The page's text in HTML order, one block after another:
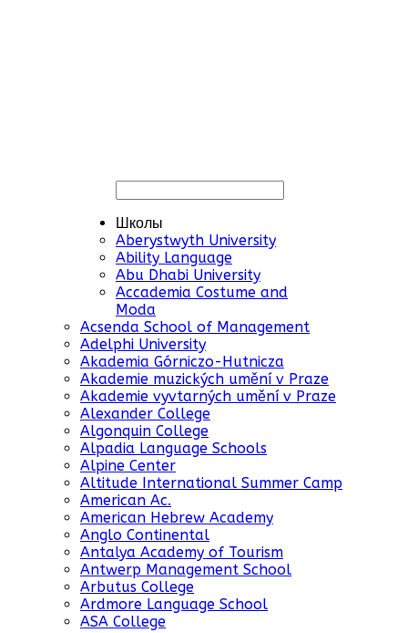
Школы
Aberystwyth University
Ability Language
Abu Dhabi University
Accademia Costume and
Moda
Acsenda School of Management
Adelphi University
Akademia Górniczo-Hutnicza
Akademie muzických umění v Praze
Akademie vyvtarných umění v Praze
Alexander College
Algonquin College
Alpadia Language Schools
Alpine Center
Altitude International Summer Camp
American Ac.
American Hebrew Academy
Anglo Continental
Antalya Academy of Tourism
Antwerp Management School
Arbutus College
Ardmore Language School
ASA College